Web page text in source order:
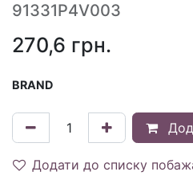
91331P4V003
270,6 грн.
BRAND
Додати до списку